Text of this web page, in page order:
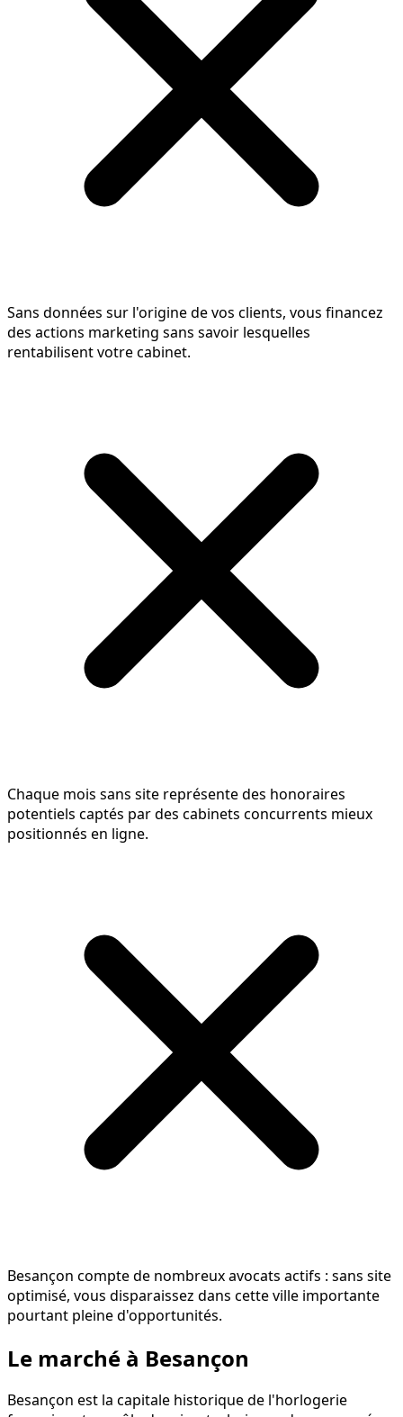
Sans données sur l'origine de vos clients, vous financez
des actions marketing sans savoir lesquelles
rentabilisent votre cabinet.
Chaque mois sans site représente des honoraires
potentiels captés par des cabinets concurrents mieux
positionnés en ligne.
Besançon compte de nombreux avocats actifs : sans site
optimisé, vous disparaissez dans cette ville importante
pourtant pleine d'opportunités.
Le marché à Besançon
Besançon est la capitale historique de l'horlogerie